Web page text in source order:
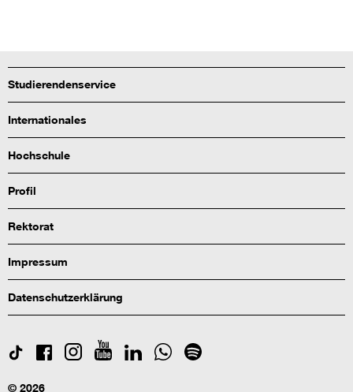
Studierendenservice
Internationales
Hochschule
Profil
Rektorat
Impressum
Datenschutzerklärung
© 2026